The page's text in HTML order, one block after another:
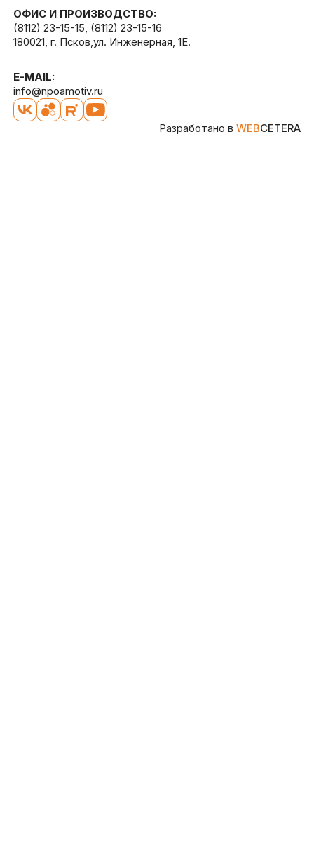
ОФИС И ПРОИЗВОДСТВО:
(8112) 23-15-15, (8112) 23-15-16
180021, г. Псков,ул. Инженерная, 1Е.
E-MAIL:
info@npoamotiv.ru
Разработано вWEBCETERA